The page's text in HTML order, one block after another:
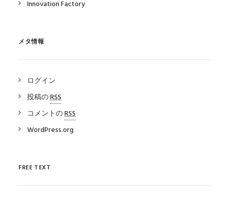
Innovation Factory
メタ情報
ログイン
投稿のRSS
コメントのRSS
WordPress.org
FREE TEXT